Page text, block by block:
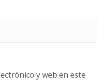
y web en este